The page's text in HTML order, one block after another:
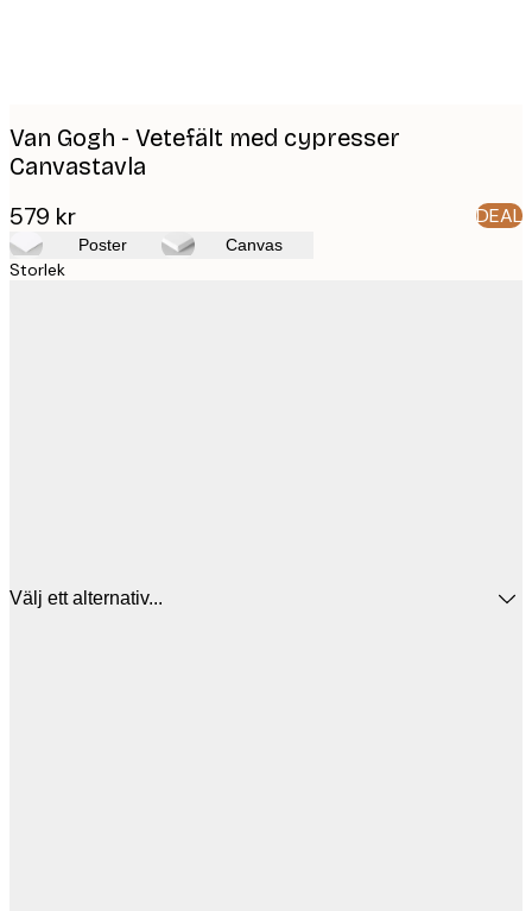
Van Gogh - Vetefält med cypresser
Canvastavla
579 kr DEAL
Poster Canvas
Storlek
Välj ett alternativ...